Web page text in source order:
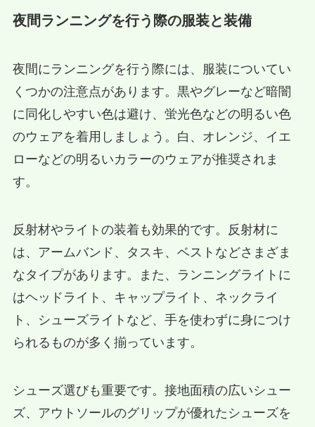
夜間ランニングを行う際の服装と装備
夜間にランニングを行う際には、服装についてい
くつかの注意点があります。黒やグレーなど暗闇
に同化しやすい色は避け、蛍光色などの明るい色
のウェアを着用しましょう。白、オレンジ、イエ
ローなどの明るいカラーのウェアが推奨されま
す。
反射材やライトの装着も効果的です。反射材に
は、アームバンド、タスキ、ベストなどさまざま
なタイプがあります。また、ランニングライトに
はヘッドライト、キャップライト、ネックライ
ト、シューズライトなど、手を使わずに身につけ
られるものが多く揃っています。
シューズ選びも重要です。接地面積の広いシュー
ズ、アウトソールのグリップが優れたシューズを